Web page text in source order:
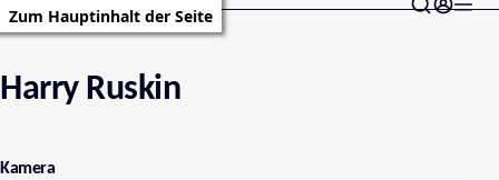
Zum Hauptinhalt der Seite
Harry Ruskin
Kamera